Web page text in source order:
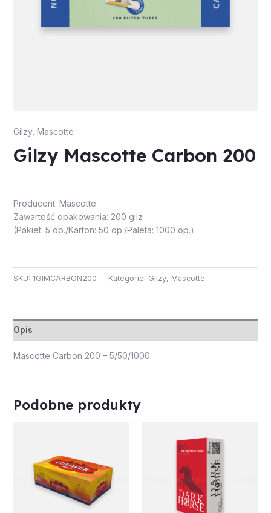
Gilzy, Mascotte
Gilzy Mascotte Carbon 200
Producent: Mascotte
Zawartość opakowania: 200 gilz
(Pakiet: 5 op./Karton: 50 op./Paleta: 1000 op.)
SKU: 1GIMCARBON200 Kategorie: Gilzy, Mascotte
Opis
Mascotte Carbon 200 – 5/50/1000
Podobne produkty